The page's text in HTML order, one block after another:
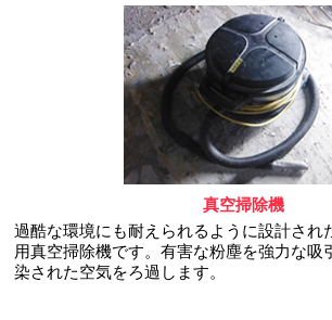
真空掃除機
過酷な環境にも耐えられるように設計され
用真空掃除機です。有害な粉塵を強力な吸
染された空気をろ過します。